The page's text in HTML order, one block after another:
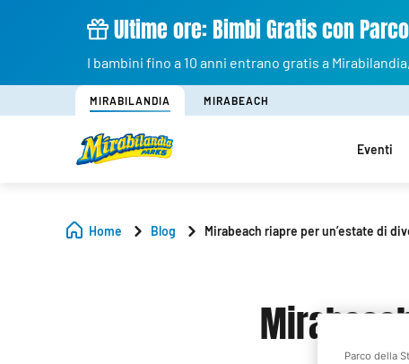
Ultime ore: Bimbi Gratis con
I bambini fino a 10 anni entrano gratis a Mirabilandia,
MIRABILANDIA MIRABEACH
Eventi
Home Blog Mirabeach riapre per un’estate di
Parco della